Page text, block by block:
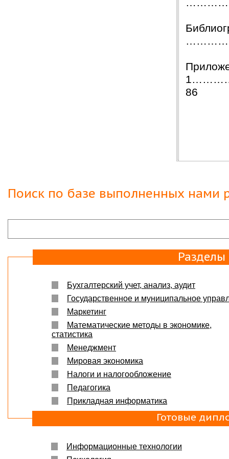
86
Поиск по базе выполненных нами
Бухгалтерский учет, анализ, аудит
Государственное и муниципальное
Маркетинг
Математические методы в экономике,
статистика
Менеджмент
Мировая экономика
Налоги и налогообложение
Педагогика
Прикладная информатика
Готовые
Информационные технологии